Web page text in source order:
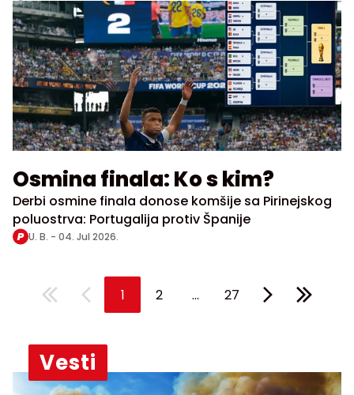
Osmina finala: Ko s kim?
Derbi osmine finala donose komšije sa Pirinejskog
poluostrva: Portugalija protiv Španije
U. B. - 04. Jul 2026.
1 2 ... 27
Vesti